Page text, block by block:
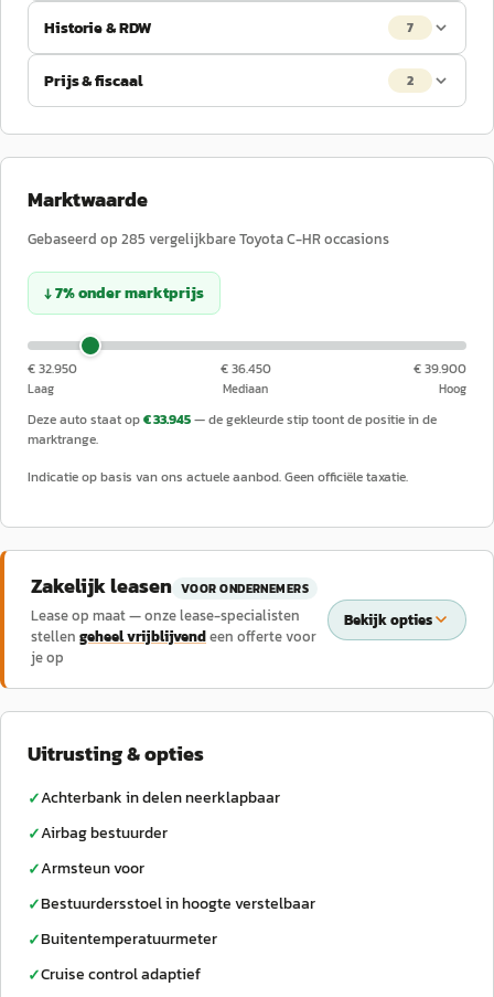
Historie & RDW 7
Prijs & fiscaal 2
Marktwaarde
Gebaseerd op 285 vergelijkbareToyotaC-HRoccasions
↓7%ondermarktprijs
€ 32.950
Laag
€ 36.450
Mediaan
€ 39.900
Hoog
Deze auto staat op€ 33.945— de gekleurde stip toont de positie in de
marktrange.
Indicatie op basis van ons actuele aanbod. Geen officiële taxatie.
Zakelijk leasen VOOR ONDERNEMERS
Lease op maat — onze lease-specialisten
stellen geheel vrijblijvendeen offerte voor
je op
Bekijk opties
Uitrusting & opties
✓Achterbank in delen neerklapbaar
✓Airbag bestuurder
✓Armsteun voor
✓Bestuurdersstoel in hoogte verstelbaar
✓Buitentemperatuurmeter
✓Cruise control adaptief